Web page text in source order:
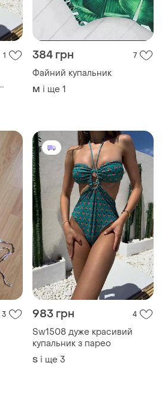
1 384 грн 7
Файний купальник
M і ще 1
3 983 грн 4
Sw1508 дуже красивий
купальник з парео
S і ще 3